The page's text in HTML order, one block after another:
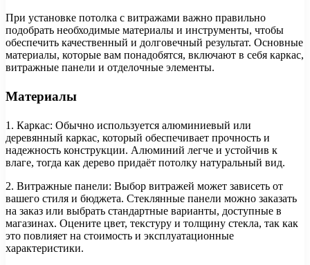
При установке потолка с витражами важно правильно
подобрать необходимые материалы и инструменты, чтобы
обеспечить качественный и долговечный результат. Основные
материалы, которые вам понадобятся, включают в себя каркас,
витражные панели и отделочные элементы.
Материалы
1. Каркас: Обычно используется алюминиевый или
деревянный каркас, который обеспечивает прочность и
надежность конструкции. Алюминий легче и устойчив к
влаге, тогда как дерево придаёт потолку натуральный вид.
2. Витражные панели: Выбор витражей может зависеть от
вашего стиля и бюджета. Стеклянные панели можно заказать
на заказ или выбрать стандартные варианты, доступные в
магазинах. Оцените цвет, текстуру и толщину стекла, так как
это повлияет на стоимость и эксплуатационные
характеристики.